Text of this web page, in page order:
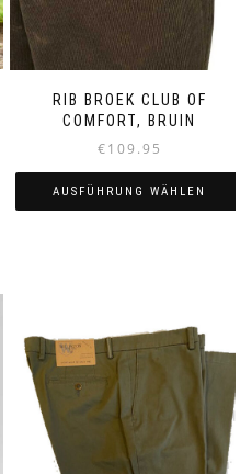
RIB BROEK CLUB OF
COMFORT, BRUIN
€109.95
AUSFÜHRUNG WÄHLEN
auf.
Optionen
können
auf